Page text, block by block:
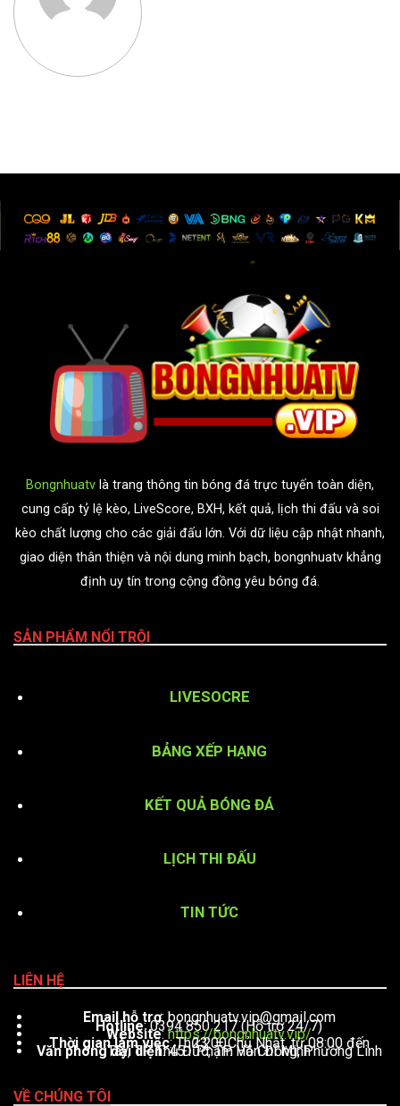
Bongnhuatv là trang thông tin bóng đá trực tuyến toàn diện,
cung cấp tỷ lệ kèo, LiveScore, BXH, kết quả, lịch thi đấu và soi
kèo chất lượng cho các giải đấu lớn. Với dữ liệu cập nhật nhanh,
giao diện thân thiện và nội dung minh bạch, bongnhuatv khẳng
định uy tín trong cộng đồng yêu bóng đá.
SẢN PHẨM NỔI TRỘI
LIVESOCRE
BẢNG XẾP HẠNG
KẾT QUẢ BÓNG ĐÁ
LỊCH THI ĐẤU
TIN TỨC
LIÊN HỆ
Email hỗ trợ:bongnhuatv.vip@gmail.com
Hotline: 0394 850 217 (Hỗ trợ 24/7)
Website:https://bongnhuatv.vip/
Thời gian làm việc : Thứ 2 – Chủ Nhật, từ 08:00 đến 23:00
Văn phòng đại diện: 451 Phạm Văn Đồng, Phường Linh Tây, TP. Thủ Đức, TP. Hồ Chí Minh
VỀ CHÚNG TÔI